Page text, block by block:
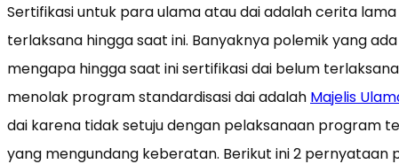
Sertifikasi untuk para ulama atau dai adalah cerita
terlaksana hingga saat ini. Banyaknya polemik yang
mengapa hingga saat ini sertifikasi dai belum
menolak program standardisasi dai adalah Majelis
dai karena tidak setuju dengan pelaksanaan program
yang mengundang keberatan. Berikut ini 2 pernyataan